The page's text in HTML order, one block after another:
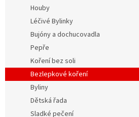
Houby
Léčivé Bylinky
Bujóny a dochucovadla
Pepře
Koření bez soli
Bezlepkové koření
Byliny
Dětská řada
Sladké pečení